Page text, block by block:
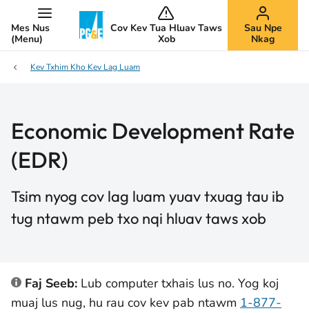
Mes Nus
(Menu)
Cov Kev Tua Hluav Taws
Xob
Sau Npe
Nkag
Kev Txhim Kho Kev Lag Luam
Economic Development Rate
(EDR)
Tsim nyog cov lag luam yuav txuag tau ib
tug ntawm peb txo nqi hluav taws xob
Faj Seeb: Lub computer txhais lus no. Yog koj
muaj lus nug, hu rau cov kev pab ntawm 1-877-